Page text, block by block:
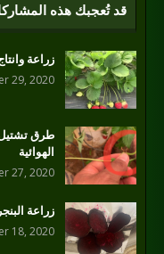
قد تُعجبك هذه
زراعة
29, 2020
طرق تشتيل
الهوائية
27, 2020
زراعة
18, 2020